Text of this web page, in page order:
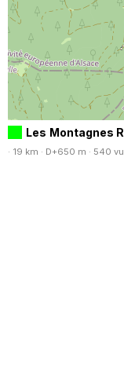
Les Montagnes
· 19 km · D+650 m · 540